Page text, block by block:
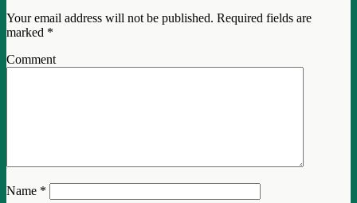
Your email address will not be published. Required fields are
marked *
Comment
Name *